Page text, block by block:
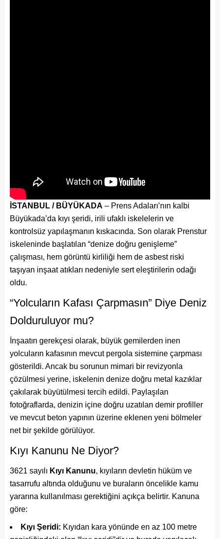
İSTANBUL / BÜYÜKADA – Prens Adaları’nın kalbi
Büyükada’da kıyı şeridi, irili ufaklı iskelelerin ve
kontrolsüz yapılaşmanın kıskacında. Son olarak Prenstur
iskeleninde başlatılan “denize doğru genişleme”
çalışması, hem görüntü kirliliği hem de asbest riski
taşıyan inşaat atıkları nedeniyle sert eleştirilerin odağı
oldu.
“Yolcuların Kafası Çarpmasın” Diye Deniz
Dolduruluyor mu?
İnşaatın gerekçesi olarak, büyük gemilerden inen
yolcuların kafasının mevcut pergola sistemine çarpması
gösterildi. Ancak bu sorunun mimari bir revizyonla
çözülmesi yerine, iskelenin denize doğru metal kazıklar
çakılarak büyütülmesi tercih edildi. Paylaşılan
fotoğraflarda, denizin içine doğru uzatılan demir profiller
ve mevcut beton yapının üzerine eklenen yeni bölmeler
net bir şekilde görülüyor.
Kıyı Kanunu Ne Diyor?
3621 sayılı Kıyı Kanunu, kıyıların devletin hüküm ve
tasarrufu altında olduğunu ve buraların öncelikle kamu
yararına kullanılması gerektiğini açıkça belirtir. Kanuna
göre:
Kıyı Şeridi: Kıyıdan kara yönünde en az 100 metre